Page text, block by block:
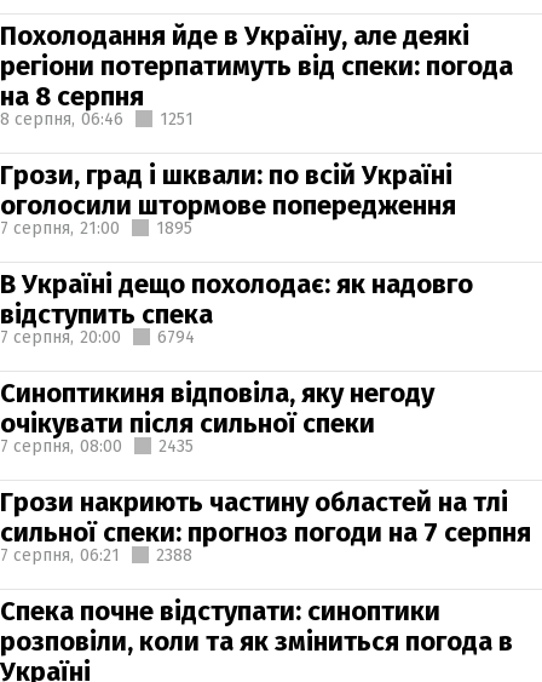
Похолодання йде в Україну, але деякі
регіони потерпатимуть від спеки: погода
на 8 серпня
8 серпня, 06:46 1251
Грози, град і шквали: по всій Україні
оголосили штормове попередження
7 серпня, 21:00 1895
В Україні дещо похолодає: як надовго
відступить спека
7 серпня, 20:00 6794
Синоптикиня відповіла, яку негоду
очікувати після сильної спеки
7 серпня, 08:00 2435
Грози накриють частину областей на тлі
сильної спеки: прогноз погоди на 7 серпня
7 серпня, 06:21 2388
Спека почне відступати: синоптики
розповіли, коли та як зміниться погода в
Україні